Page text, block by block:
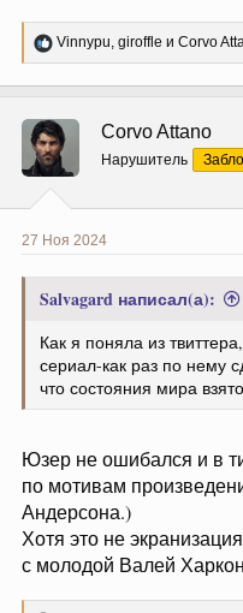
Р
е
ц
и
и
:
Vinnypu, giroffle и Corvo
Corvo Attano
Нарушитель
27 Ноя 2024
Salvagard написал(а):
Как я поняла из
сериал-как раз по нему
что состояния мира
Юзер не ошибался и в
по мотивам
Андерсона.)
Хотя это не
с молодой Валей